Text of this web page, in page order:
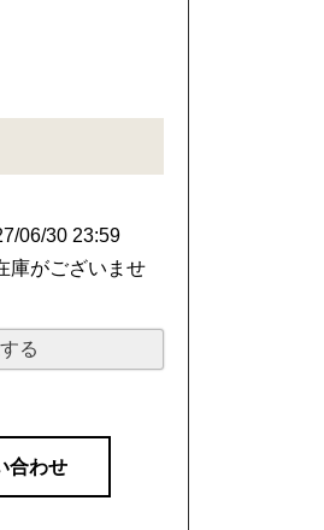
06/30 23:59
庫がございませ
る
合わせ